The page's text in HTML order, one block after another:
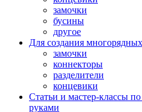
замочки
бусины
другое
Для создания
замочки
коннекторы
разделители
концевики
Статьи и мастер-классы
руками